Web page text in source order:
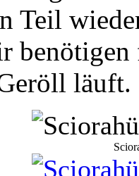
Teil
läuft.